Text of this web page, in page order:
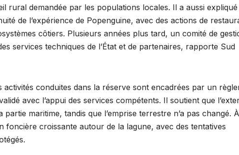
rural demandée par les populations locales. Il a aussi expliqué
de l’expérience de Popenguine, avec des actions de
côtiers. Plusieurs années plus tard, un comité de
services techniques de l’État et de partenaires, rapporte Sud
activités conduites dans la réserve sont encadrées par un
avec l’appui des services compétents. Il soutient que
maritime, tandis que l’emprise terrestre n’a pas changé.
croissante autour de la lagune, avec des tentatives